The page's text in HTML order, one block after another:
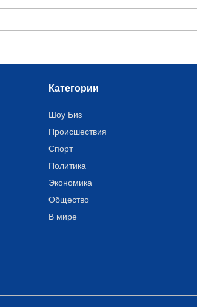
Категории
Шоу Биз
Происшествия
Спорт
Политика
Экономика
Общество
В мире